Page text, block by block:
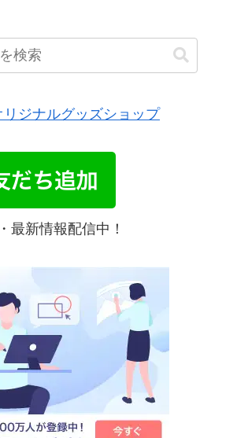
リジナルグッズショップ
最新情報配信中！